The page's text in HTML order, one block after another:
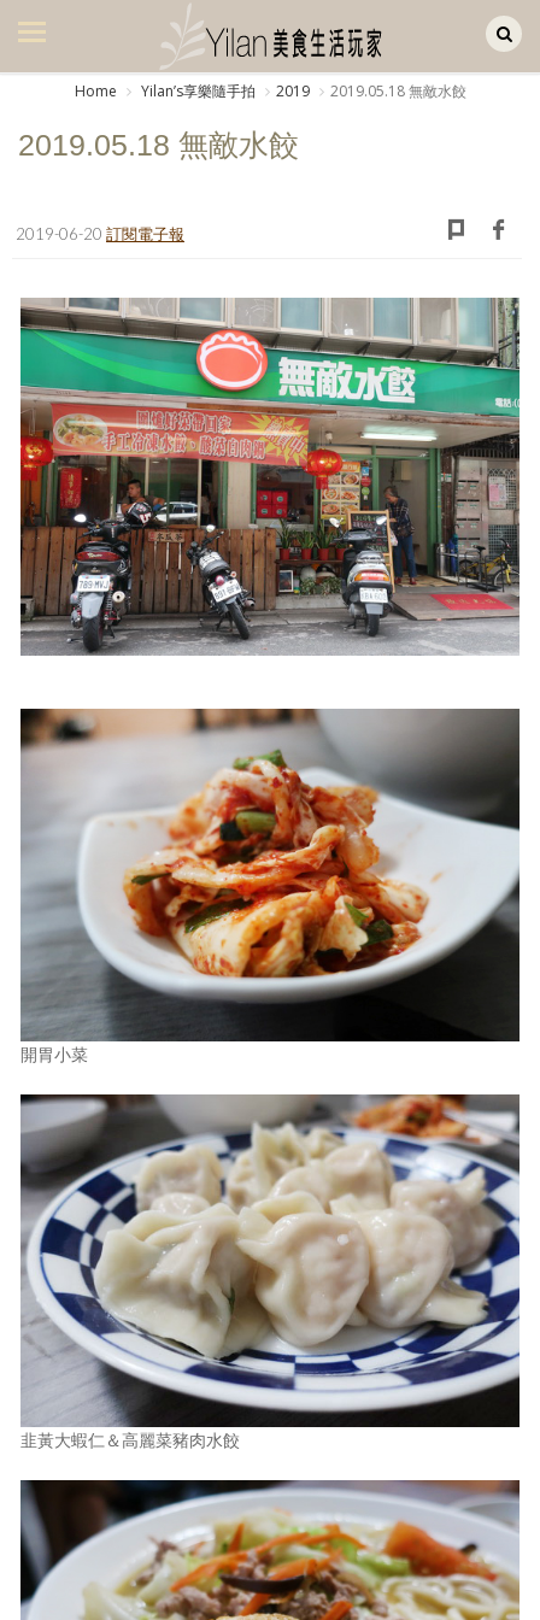
美食集
生活風
書房集
日記簿
餐桌週記
享樂隨手拍
照相簿
影音區
歷史區
媒體報導一覽
合作與代言
訂閱電子報
Home Yilanʼs享樂隨手拍 2019 2019.05.18 無敵水餃
2019.05.18 無敵水餃
2019-06-20 訂閱電子報
開胃小菜
韭黃大蝦仁＆高麗菜豬肉水餃